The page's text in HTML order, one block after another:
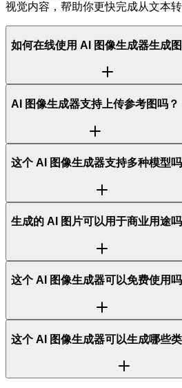
视觉内容，帮助你更快完成从文本转
如何在线使用 AI 图像生成器生成
AI 图像生成器支持上传参考图吗？
这个 AI 图像生成器支持多种模型吗
生成的 AI 图片可以用于商业用途吗
这个 AI 图像生成器可以免费使用吗
这个 AI 图像生成器可以生成哪些